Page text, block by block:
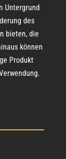
Untergrund
des
bieten, die
können
Produkt